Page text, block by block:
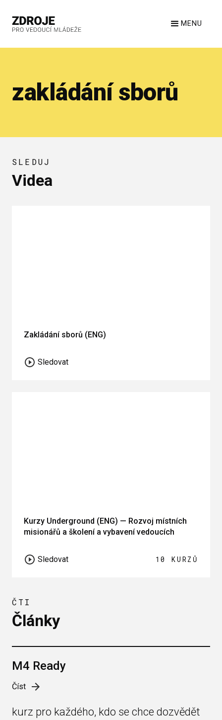
MENU
zakládání sborů
SLEDUJ
Videa
Zakládání sborů (ENG)
Sledovat
Kurzy Underground (ENG) — Rozvoj místních
misionářů a školení a vybavení vedoucích
Sledovat 10 KURZŮ
ČTI
Články
M4 Ready
Číst
kurz pro každého, kdo se chce dozvědět